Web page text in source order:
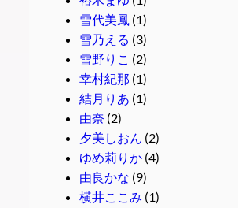
雪代美鳳 (1)
雪乃える (3)
雪野りこ (2)
幸村紀那 (1)
結月りあ (1)
由奈 (2)
夕美しおん (2)
ゆめ莉りか(4)
由良かな (9)
横井ここみ (1)